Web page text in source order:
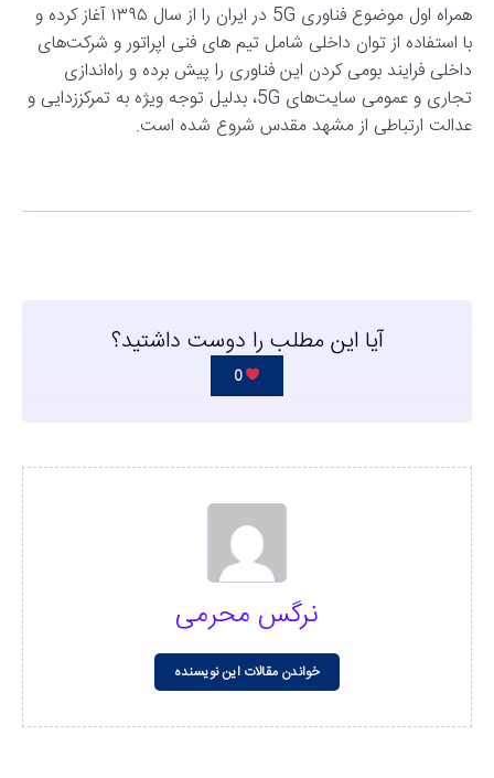
همراه اول موضوع فناوری 5G در ایران را از سال ۱۳۹۵ آغاز کرده و
با استفاده از توان داخلی شامل تیم های فنی اپراتور و شرکت‌های
داخلی فرایند بومی کردن این فناوری را پیش برده و راه‌اندازی
تجاری و عمومی سایت‌های 5G، بدلیل توجه ویژه به تمرکززدایی و
عدالت ارتباطی از مشهد مقدس شروع شده است.
آیا این مطلب را دوست داشتید؟
0
نرگس محرمی
خواندن مقالات این نویسنده